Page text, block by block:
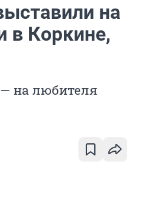
на
в Коркине,
на любителя